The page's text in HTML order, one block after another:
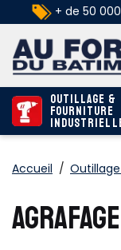
+ de 50
Outillage &
Fourniture
Accueil /